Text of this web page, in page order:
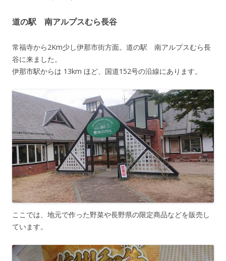
道の駅 南アルプスむら長谷
常福寺から2Km少し伊那市街方面。道の駅 南アルプスむら長
谷に来ました。
伊那市駅からは 13km ほど、国道152号の沿線にあります。
ここでは、地元で作った野菜や長野県の限定商品などを販売し
ています。